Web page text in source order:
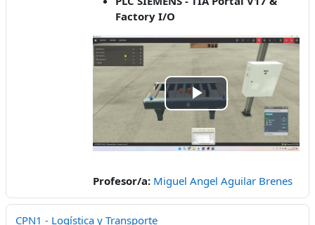
Factory I/O
Play
Video
Profesor/a: Miguel Angel Aguilar Brenes
CPN1 - Logística y Transporte